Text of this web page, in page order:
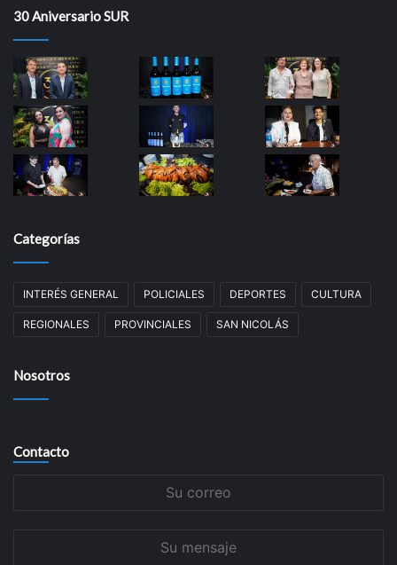
30 Aniversario SUR
Categorías
INTERÉS GENERAL POLICIALES DEPORTES CULTURA
REGIONALES PROVINCIALES SAN NICOLÁS
Nosotros
Contacto